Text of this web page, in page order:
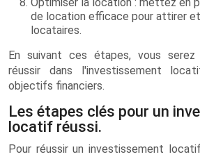
de location efficace pour attirer
locataires.
En suivant ces étapes, vous serez
réussir dans l'investissement
objectifs financiers.
Les étapes clés pour un
locatif réussi.
Pour réussir un investissement